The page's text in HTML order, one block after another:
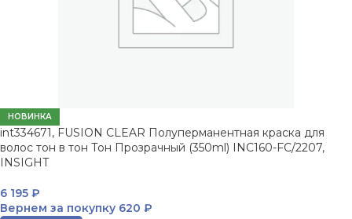
НОВИНКА
int334671, FUSION CLEAR Полуперманентная краска для
волос тон в тон Тон Прозрачный (350ml) INC160-FC/2207,
INSIGHT
6 195 ₽
Вернем за покупку 620 ₽